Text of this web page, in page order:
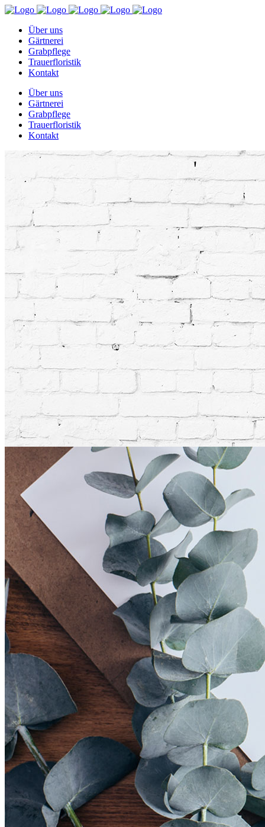
Über uns
Gärtnerei
Grabpflege
Trauerfloristik
Kontakt
Über uns
Gärtnerei
Grabpflege
Trauerfloristik
Kontakt